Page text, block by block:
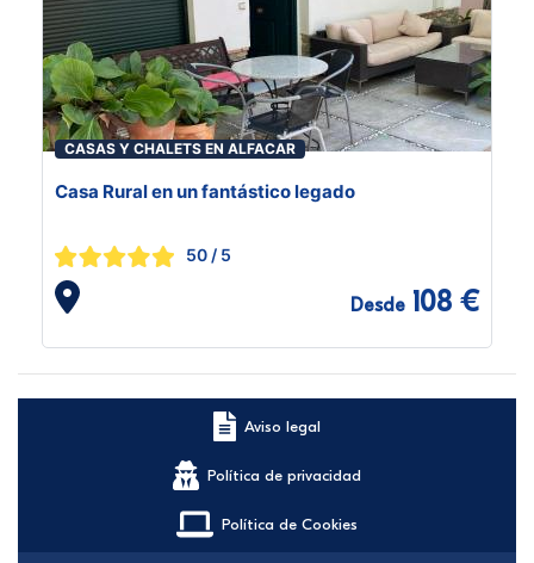
CASAS Y CHALETS EN ALFACAR
Casa Rural en un fantástico legado
50 / 5
Desde 108 €
Aviso legal
Política de privacidad
Política de Cookies